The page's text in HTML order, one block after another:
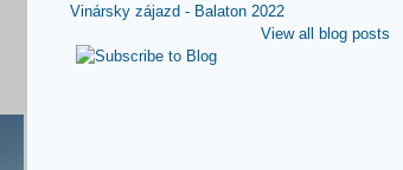
Vinársky zájazd - Balaton 2022
View all blog posts